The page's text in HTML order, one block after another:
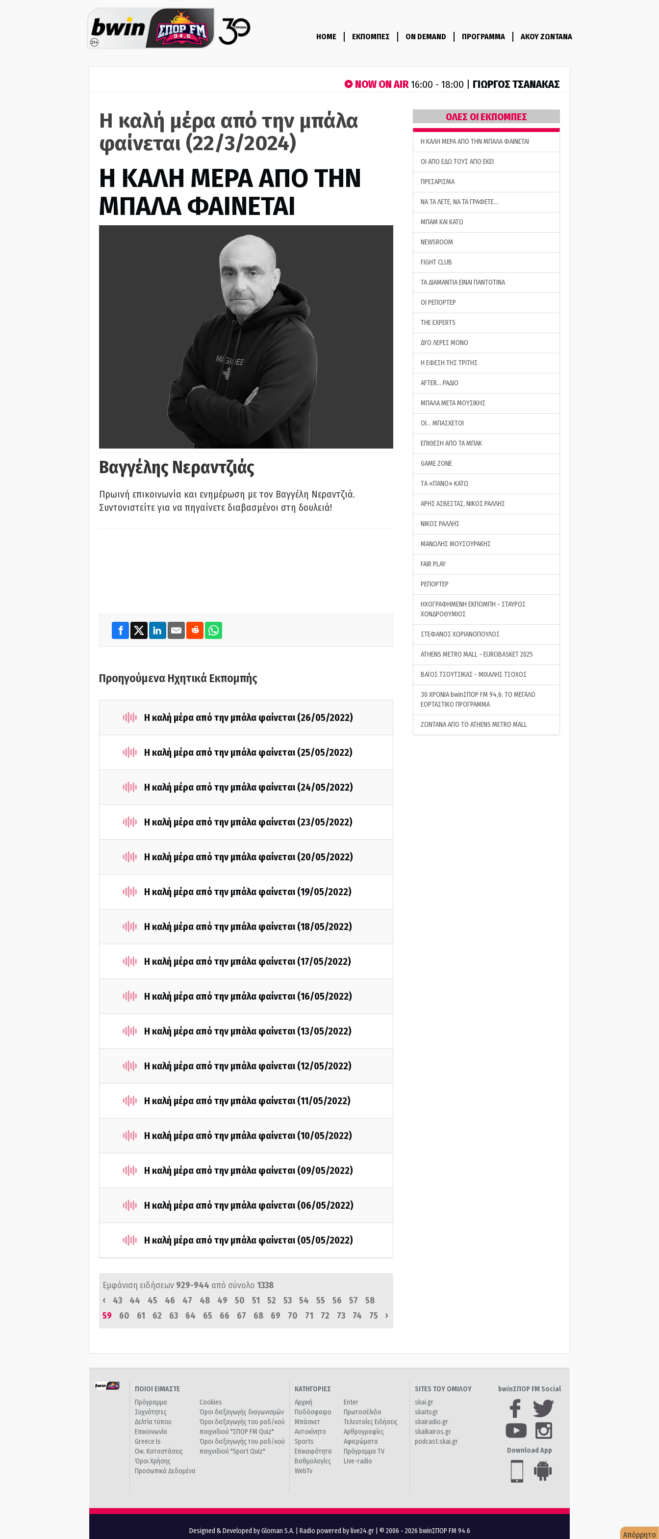
HOME ΕΚΠΟΜΠΕΣ ON DEMAND ΠΡΟΓΡΑΜΜΑ ΑΚΟΥ ΖΩΝΤΑΝΑ
NOW ON AIR16:00 - 18:00 | ΓΙΩΡΓΟΣ ΤΣΑΝΑΚΑΣ
Η καλή μέρα από την μπάλα
φαίνεται (22/3/2024)
H ΚΑΛΗ ΜΕΡΑ ΑΠΟ ΤΗΝ
ΜΠΑΛΑ ΦΑΙΝΕΤΑΙ
Βαγγέλης Νεραντζιάς
Πρωινή επικοινωνία και ενημέρωση με τον Βαγγέλη Νεραντζιά.
Συντονιστείτε για να πηγαίνετε διαβασμένοι στη δουλειά!
Προηγούμενα Ηχητικά Εκπομπής
Η καλή μέρα από την μπάλα φαίνεται (26/05/2022)
Η καλή μέρα από την μπάλα φαίνεται (25/05/2022)
Η καλή μέρα από την μπάλα φαίνεται (24/05/2022)
Η καλή μέρα από την μπάλα φαίνεται (23/05/2022)
Η καλή μέρα από την μπάλα φαίνεται (20/05/2022)
Η καλή μέρα από την μπάλα φαίνεται (19/05/2022)
Η καλή μέρα από την μπάλα φαίνεται (18/05/2022)
Η καλή μέρα από την μπάλα φαίνεται (17/05/2022)
Η καλή μέρα από την μπάλα φαίνεται (16/05/2022)
Η καλή μέρα από την μπάλα φαίνεται (13/05/2022)
Η καλή μέρα από την μπάλα φαίνεται (12/05/2022)
Η καλή μέρα από την μπάλα φαίνεται (11/05/2022)
Η καλή μέρα από την μπάλα φαίνεται (10/05/2022)
Η καλή μέρα από την μπάλα φαίνεται (09/05/2022)
Η καλή μέρα από την μπάλα φαίνεται (06/05/2022)
Η καλή μέρα από την μπάλα φαίνεται (05/05/2022)
Εμφάνιση ειδήσεων 929-944 από σύνολο 1338
‹
43 44 45 46 47 48 49 50 51 52 53 54 55 56 57
58
59
60 61 62 63 64 65 66 67 68 69 70 71 72 73 74 75 ›
ΟΛΕΣ ΟΙ ΕΚΠΟΜΠΕΣ
H ΚΑΛΗ ΜΕΡΑ ΑΠΟ ΤΗΝ ΜΠΑΛΑ ΦΑΙΝΕΤΑΙ
ΟΙ ΑΠΟ ΕΔΩ ΤΟΥΣ ΑΠΟ ΕΚΕΙ
ΠΡΕΣΑΡΙΣΜΑ
ΝΑ ΤΑ ΛΕΤΕ, ΝΑ ΤΑ ΓΡΑΦΕΤΕ…
ΜΠΑΜ ΚΑΙ ΚΑΤΩ
NEWSROOM
FIGHT CLUB
ΤΑ ΔΙΑΜΑΝΤΙΑ ΕΙΝΑΙ ΠΑΝΤΟΤΙΝΑ
ΟΙ ΡΕΠΟΡΤΕΡ
THE EXPERTS
ΔΥΟ ΛΕΡΕΣ ΜΟΝΟ
Η ΕΦΕΣΗ ΤΗΣ ΤΡΙΤΗΣ
AFTER… ΡΑΔΙΟ
ΜΠΑΛΑ ΜΕΤΑ ΜΟΥΣΙΚΗΣ
ΟΙ… ΜΠΑΣΧΕΤΟΙ
ΕΠΙΘΕΣΗ ΑΠΟ ΤΑ ΜΠΑΚ
GAME ZONE
ΤA «ΠΑΝΟ» ΚΑΤΩ
ΑΡΗΣ ΑΣΒΕΣΤΑΣ, ΝΙΚΟΣ ΡΑΛΛΗΣ
ΝΙΚΟΣ ΡΑΛΛΗΣ
ΜΑΝΩΛΗΣ ΜΟΥΣΟΥΡΑΚΗΣ
FAIR PLAY
ΡΕΠΟΡΤΕΡ
ΗΧΟΓΡΑΦΗΜΕΝΗ ΕΚΠΟΜΠΗ - ΣΤΑΥΡΟΣ
ΧΟΝΔΡΟΘΥΜΙΟΣ
ΣΤΕΦΑΝΟΣ ΧΩΡΙΑΝΟΠΟΥΛΟΣ
ATHENS METRO MALL - EUROBASKET 2025
ΒΑΪΟΣ ΤΣΟΥΤΣΙΚΑΣ - ΜΙΧΑΛΗΣ ΤΣΟΧΟΣ
30 ΧΡΟΝΙΑ bwinΣΠΟΡ FM 94,6: ΤΟ ΜΕΓΑΛΟ
ΕΟΡΤΑΣΤΙΚΟ ΠΡΟΓΡΑΜΜΑ
ΖΩΝΤΑΝΑ ΑΠΟ ΤΟ ATHENS METRO MALL
ΠΟΙΟΙ ΕΙΜΑΣΤΕ
Πρόγραμμα
Συχνότητες
Δελτία τύπου
Επικοινωνία
Greece Is
Οικ. Καταστάσεις
Όροι Χρήσης
Προσωπικά Δεδομένα
Cookies
Όροι διεξαγωγής διαγωνισμών
Όροι διεξαγωγής του ραδ/κού
παιχνιδιού "ΣΠΟΡ FM Quiz"
Όροι διεξαγωγής του ραδ/κού
παιχνιδιού "Sport Quiz"
ΚΑΤΗΓΟΡΙΕΣ
Αρχική
Ποδόσφαιρο
Μπάσκετ
Αυτοκίνητο
Sports
Επικαιρότητα
Βαθμολογίες
WebTv
Enter
Πρωτοσέλιδα
Τελευταίες Ειδήσεις
Αρθρογραφίες
Αφιερώματα
Πρόγραμμα TV
Live-radio
SITES ΤΟΥ ΟΜΙΛΟΥ
skai.gr
skaitv.gr
skairadio.gr
skaikairos.gr
podcast.skai.gr
bwinΣΠΟΡ FM Social
Download App
Designed & Developed by Gloman S.A. Radio powered by live24.gr | © 2006 - 2026 bwinΣΠΟΡ FM 94.6 Απόρρητο